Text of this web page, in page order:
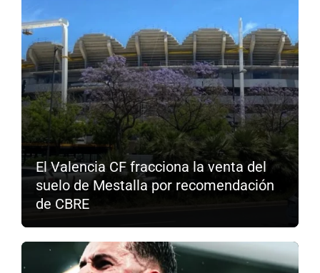
El Valencia CF fracciona la venta del
suelo de Mestalla por recomendación
de CBRE